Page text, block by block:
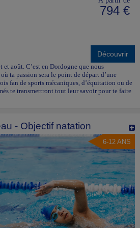
794 €
Découvrir
août. C’est en Dordogne que nous
ta passion sera le point de départ d’une
fan de sports mécaniques, d’équitation ou de
te transmettront tout leur savoir pour te faire
- Objectif natation
6-12 ANS